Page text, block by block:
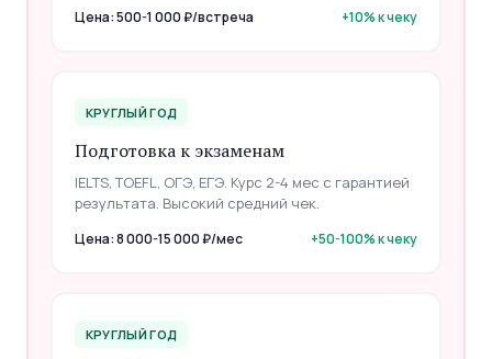
Цена: 500-1 000 ₽/встреча +10% к чеку
КРУГЛЫЙ ГОД
Подготовка к экзаменам
IELTS, TOEFL, ОГЭ, ЕГЭ. Курс 2-4 мес с гарантией
результата. Высокий средний чек.
Цена: 8 000-15 000 ₽/мес +50-100% к чеку
КРУГЛЫЙ ГОД